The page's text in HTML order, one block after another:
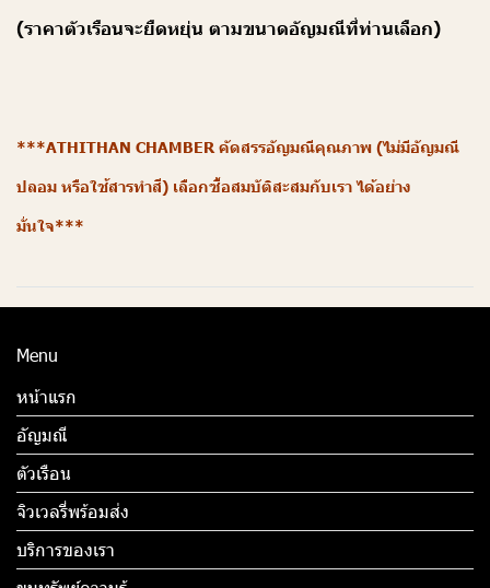
(ราคาตัวเรือนจะยืดหยุ่น ตามขนาดอัญมณีที่ท่านเลือก)
***ATHITHAN CHAMBER คัดสรรอัญมณีคุณภาพ (ไม่มีอัญมณี
ปลอม หรือใช้สารทำสี) เลือกซื้อสมบัติสะสมกับเรา ได้อย่าง
มั่นใจ***
Menu
หน้าแรก
อัญมณี
ตัวเรือน
จิวเวลรี่พร้อมส่ง
บริการของเรา